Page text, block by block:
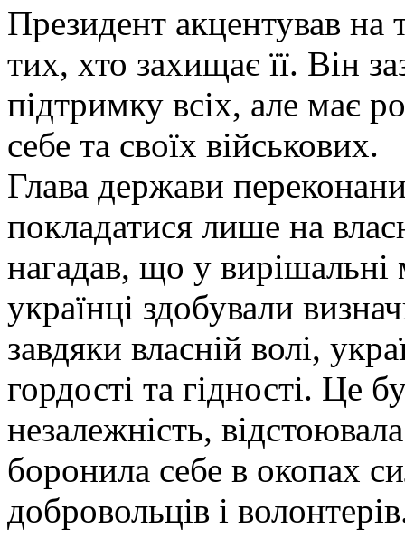
Президент акцентував
тих, хто захищає її. Він
підтримку всіх, але має
себе та своїх військових.
Глава держави
покладатися лише на
нагадав, що у вирішальні
українці здобували
завдяки власній волі,
гордості та гідності. Це
незалежність,
боронила себе в окопах
добровольців і